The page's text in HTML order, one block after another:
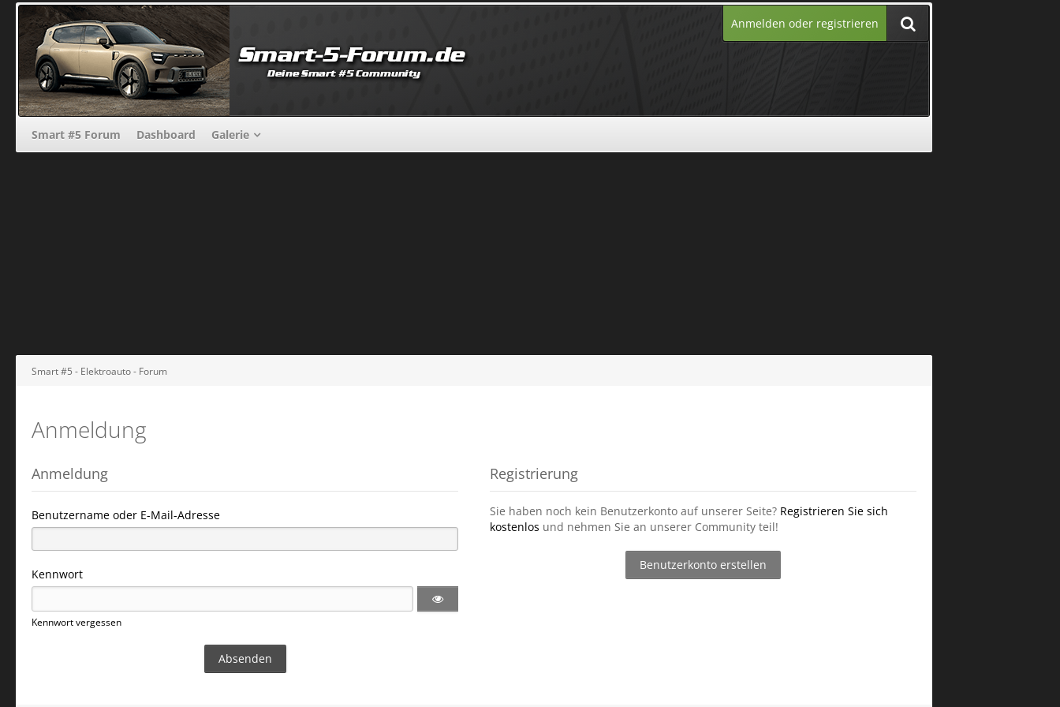
Anmelden oder registrieren
Smart #5 Forum Dashboard Galerie
Smart #5 - Elektroauto - Forum
Anmeldung
Anmeldung
Benutzername oder E-Mail-Adresse
Kennwort
Kennwort vergessen
Registrierung
Sie haben noch kein Benutzerkonto auf unserer Seite? Registrieren Sie sich
kostenlos und nehmen Sie an unserer Community teil!
Benutzerkonto erstellen